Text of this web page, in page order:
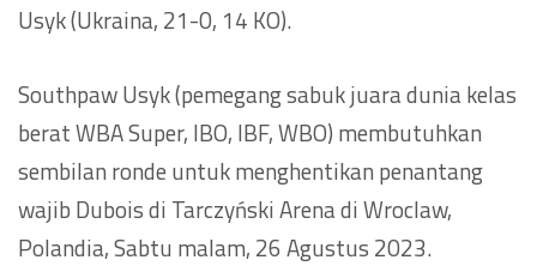
Usyk (Ukraina, 21-0, 14 KO).
Southpaw Usyk (pemegang sabuk juara dunia kelas
berat WBA Super, IBO, IBF, WBO) membutuhkan
sembilan ronde untuk menghentikan penantang
wajib Dubois di Tarczyński Arena di Wroclaw,
Polandia, Sabtu malam, 26 Agustus 2023.